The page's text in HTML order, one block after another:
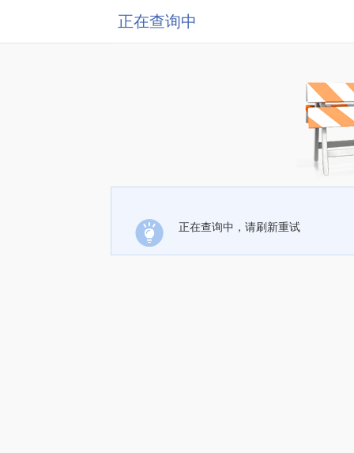
正在查询中
正在查询中，请刷新重试